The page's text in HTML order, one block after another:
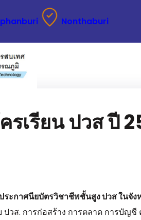
Nonthaburi
รเรียน ปวส ปี
ะกาศนียบัตรวิชาชีพชั้นสูง ปวส ในจั
วส. การก่อสร้าง การตลาด การบัญ